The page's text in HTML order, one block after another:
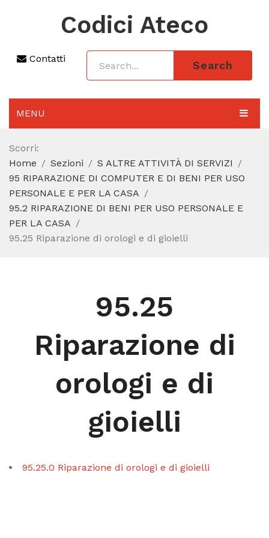
Codici Ateco
Contatti
Search
MENU
AGGIORNAMENTO 2025
SEZIONI
CODICE ATECO A COSA SERVE
CODICE FISCALE
Scorri:
Home
Sezioni
S ALTRE ATTIVITÀ DI SERVIZI
95 RIPARAZIONE DI COMPUTER E DI BENI PER USO
PERSONALE E PER LA CASA
95.2 RIPARAZIONE DI BENI PER USO PERSONALE E
PER LA CASA
95.25 Riparazione di orologi e di gioielli
95.25
Riparazione di
orologi e di
gioielli
95.25.0 Riparazione di orologi e di gioielli